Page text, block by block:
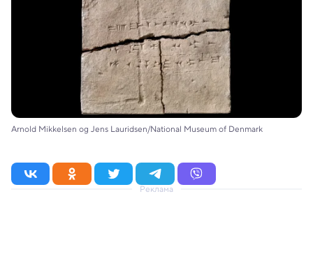
Arnold Mikkelsen og Jens Lauridsen/National Museum of Denmark
Реклама